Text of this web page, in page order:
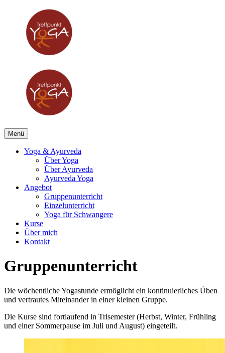
Menü
Yoga & Ayurveda
Über Yoga
Über Ayurveda
Ayurveda Yoga
Angebot
Gruppenunterricht
Einzelunterricht
Yoga für Schwangere
Kurse
Über mich
Kontakt
Gruppenunterricht
Die wöchentliche Yogastunde ermöglicht ein kontinuierliches Üben
und vertrautes Miteinander in einer kleinen Gruppe.
Die Kurse sind fortlaufend in Trisemester (Herbst, Winter, Frühling
und einer Sommerpause im Juli und August) eingeteilt.